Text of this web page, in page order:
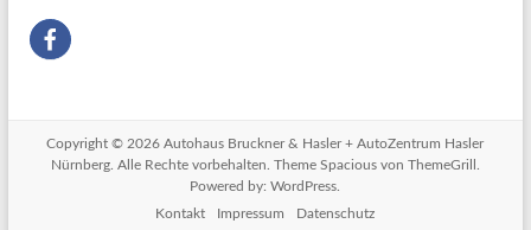
Copyright © 2026Autohaus Bruckner & Hasler + AutoZentrum Hasler
Nürnberg. Alle Rechte vorbehalten. Theme Spaciousvon ThemeGrill.
Powered by:WordPress
Kontakt
Impressum Datenschutz